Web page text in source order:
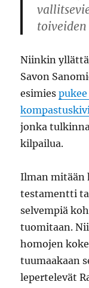
Niinkin
Savon
esimies
jonka
kilpailua.
Ilman mitään
testamentti
selvempiä
tuomitaan.
homojen
tuumaakaan
lepertelevät